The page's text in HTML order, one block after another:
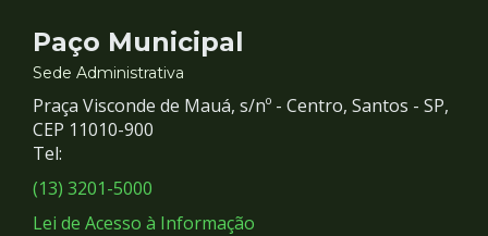
Contato
e
Redes
Sociais
Paço Municipal
Sede Administrativa
Praça Visconde de Mauá, s/nº - Centro, Santos - SP,
CEP 11010-900
Tel:
(13) 3201-5000
Lei de Acesso à Informação